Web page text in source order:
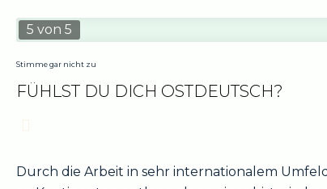
5 von 5
Stimme gar nicht zu
FÜHLST DU DICH OSTDEUTSCH?
Durch die Arbeit in sehr internationalem